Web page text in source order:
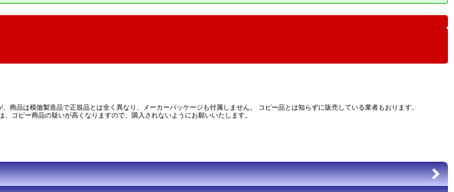
商品は模倣製造品で正規品とは全く異なり、メーカーパッケージも付属しません。 コピー品とは知らずに販売している業者もおります。
コピー商品の疑いが高くなりますので、購入されないようにお願いいたします。